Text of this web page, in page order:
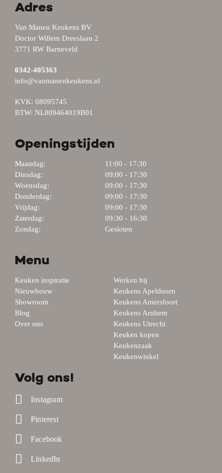
Adres
Van Manen Keukens BV
Doctor Willem Dreeslaan 2
3771 RW Barneveld
0342-405363
info@vanmanenkeukens.nl
KVK: 08095745
BTW: NL809464019B01
Openingstijden
Maandag:
11:00 - 17:30
Dinsdag:
09:00 - 17:30
Woensdag:
09:00 - 17:30
Donderdag:
09:00 - 17:30
Vrijdag:
09:00 - 17:30
Zaterdag:
09:30 - 16:30
Zondag:
Gesloten
Menu
Keuken inspiratie
Nieuwbouw
Showroom
Blog
Over ons
Werken bij
Keukens Apeldoorn
Keukens Amersfoort
Keukens Arnhem
Keukens Utrecht
Keuken kopen
Keukenzaak
Keukenwinkel
Volg ons!
Instagram
Pinterest
Facebook
LinkedIn